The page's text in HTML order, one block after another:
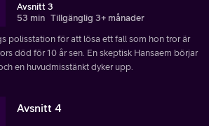
Avsnitt 3
53 min Tillgänglig 3+ månader
polisstation för att lösa ett fall som hon tror är
död för 10 år sen. En skeptisk Hansaem börjar
en huvudmisstänkt dyker upp.
Avsnitt 4